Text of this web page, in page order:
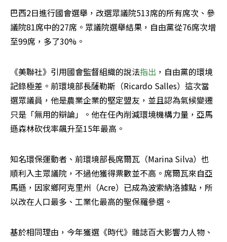
巴西2日進行國會選舉，改選眾議院513席的所有席次、參
議院81席中的27席。眾議院選舉結果，自由黨從76席次增
至99席，多了30%。
《美聯社》引用國會監督組織的說法指出 ，自由黨的環境
記錄極差。前環境部長薩勒斯（Ricardo Salles）這次當
選眾議員，他是農業企業的堅定盟友，並且認為氣候變遷
只是「無用的辯論」。他在任內削減環境機構力量，亞馬
遜森林砍伐率飆升至15年最高。
知名環保運動者、前環境部長席爾瓦（Marina Silva）也
順利入主眾議院，不過他獲得票數並不高。席爾瓦來自亞
馬遜，因家鄉阿克里州（Acre）已成為波索納洛據點，所
以改在人口最多、工業化最高的聖保羅參選。
基於相同理由，今年獲選《時代》雜誌百大影響力人物、